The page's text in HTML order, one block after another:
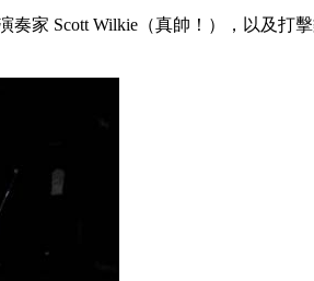
家 Scott Wilkie（真帥！），以及打